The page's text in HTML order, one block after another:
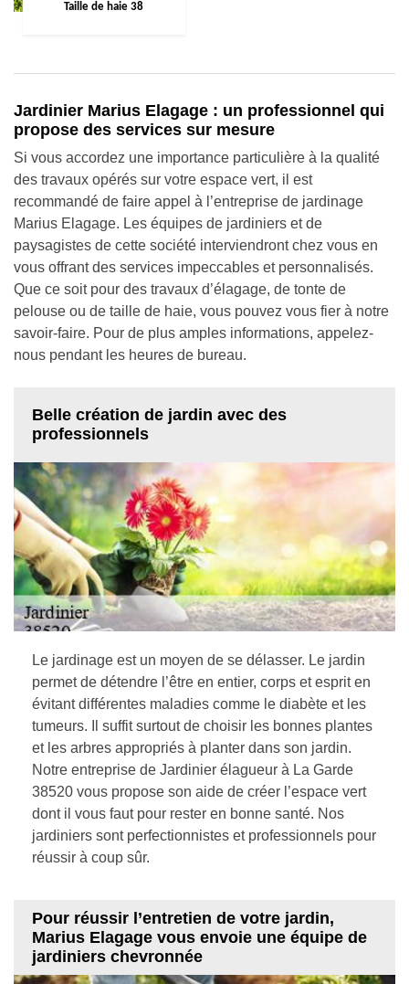
Taille de haie 38
Jardinier Marius Elagage : un professionnel qui
propose des services sur mesure
Si vous accordez une importance particulière à la qualité
des travaux opérés sur votre espace vert, il est
recommandé de faire appel à l’entreprise de jardinage
Marius Elagage. Les équipes de jardiniers et de
paysagistes de cette société interviendront chez vous en
vous offrant des services impeccables et personnalisés.
Que ce soit pour des travaux d’élagage, de tonte de
pelouse ou de taille de haie, vous pouvez vous fier à notre
savoir-faire. Pour de plus amples informations, appelez-
nous pendant les heures de bureau.
Belle création de jardin avec des
professionnels
Le jardinage est un moyen de se délasser. Le jardin
permet de détendre l’être en entier, corps et esprit en
évitant différentes maladies comme le diabète et les
tumeurs. Il suffit surtout de choisir les bonnes plantes
et les arbres appropriés à planter dans son jardin.
Notre entreprise de Jardinier élagueur à La Garde
38520 vous propose son aide de créer l’espace vert
dont il vous faut pour rester en bonne santé. Nos
jardiniers sont perfectionnistes et professionnels pour
réussir à coup sûr.
Pour réussir l’entretien de votre jardin,
Marius Elagage vous envoie une équipe de
jardiniers chevronnée